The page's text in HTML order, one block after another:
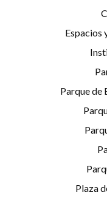
Espacios
Parque de
Plaza